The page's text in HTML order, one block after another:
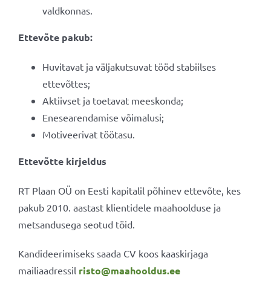
valdkonnas.
Ettevõte pakub:
Huvitavat ja väljakutsuvat tööd stabiilses
ettevõttes;
Aktiivset ja toetavat meeskonda;
Enesearendamise võimalusi;
Motiveerivat töötasu.
Ettevõtte kirjeldus
RT Plaan OÜ on Eesti kapitalil põhinev ettevõte, kes
pakub 2010. aastast klientidele maahoolduse ja
metsandusega seotud töid.
Kandideerimiseks saada CV koos kaaskirjaga
mailiaadressil risto@maahooldus.ee